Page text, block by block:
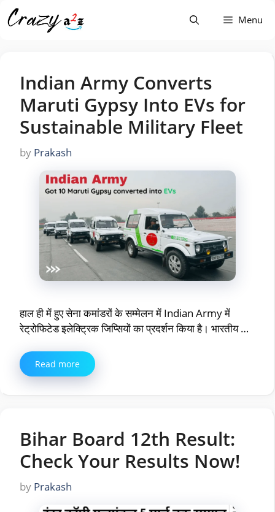
Skip
to
Menu
Indian Army Converts
Maruti Gypsy Into EVs for
Sustainable Military Fleet
by Prakash
हाल ही में हुए सेना कमांडरों के सम्मेलन में Indian Army में
रेट्रोफिटेड इलेक्ट्रिक जिप्सियों का प्रदर्शन किया है। भारतीय …
Read more
Bihar Board 12th Result:
Check Your Results Now!
by Prakash